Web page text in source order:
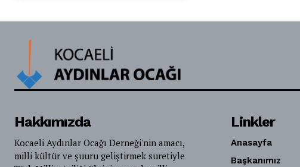
Hakkımızda
Kocaeli Aydınlar Ocağı Derneği'nin amacı,
milli kültür ve şuuru geliştirmek suretiyle
Linkler
Anasayfa
Başkanımız